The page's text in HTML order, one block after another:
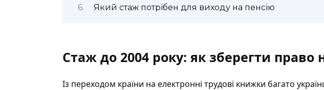
Який стаж потрібен для виходу на пенсію
Стаж до 2004 року: як зберегти право
Із переходом країни на електронні трудові книжки багато